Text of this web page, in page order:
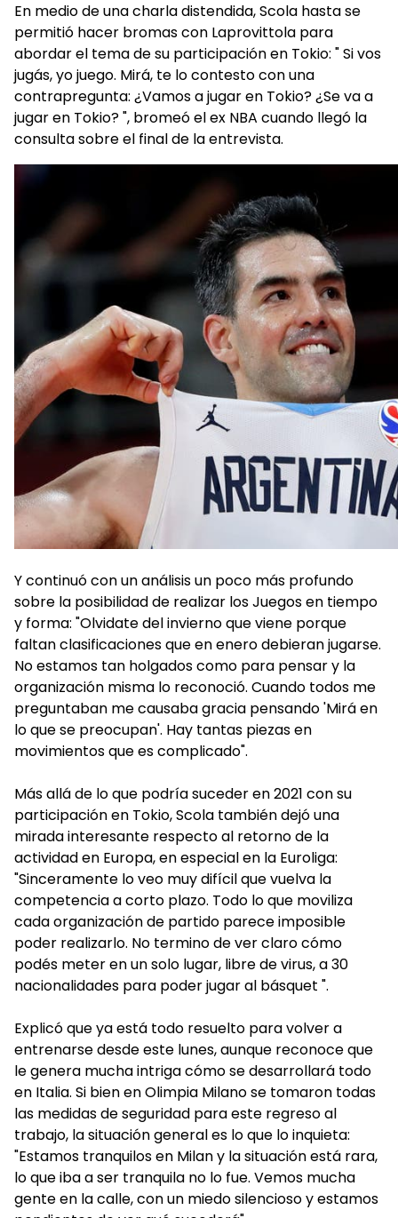
En medio de una charla distendida, Scola hasta se
permitió hacer bromas con Laprovittola para
abordar el tema de su participación en Tokio: " Si vos
jugás, yo juego. Mirá, te lo contesto con una
contrapregunta: ¿Vamos a jugar en Tokio? ¿Se va a
jugar en Tokio? ", bromeó el ex NBA cuando llegó la
consulta sobre el final de la entrevista.
Y continuó con un análisis un poco más profundo
sobre la posibilidad de realizar los Juegos en tiempo
y forma: "Olvidate del invierno que viene porque
faltan clasificaciones que en enero debieran jugarse.
No estamos tan holgados como para pensar y la
organización misma lo reconoció. Cuando todos me
preguntaban me causaba gracia pensando 'Mirá en
lo que se preocupan'. Hay tantas piezas en
movimientos que es complicado".
Más allá de lo que podría suceder en 2021 con su
participación en Tokio, Scola también dejó una
mirada interesante respecto al retorno de la
actividad en Europa, en especial en la Euroliga:
"Sinceramente lo veo muy difícil que vuelva la
competencia a corto plazo. Todo lo que moviliza
cada organización de partido parece imposible
poder realizarlo. No termino de ver claro cómo
podés meter en un solo lugar, libre de virus, a 30
nacionalidades para poder jugar al básquet ".
Explicó que ya está todo resuelto para volver a
entrenarse desde este lunes, aunque reconoce que
le genera mucha intriga cómo se desarrollará todo
en Italia. Si bien en Olimpia Milano se tomaron todas
las medidas de seguridad para este regreso al
trabajo, la situación general es lo que lo inquieta:
"Estamos tranquilos en Milan y la situación está rara,
lo que iba a ser tranquila no lo fue. Vemos mucha
gente en la calle, con un miedo silencioso y estamos